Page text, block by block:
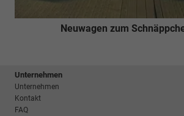
Neuwagen zum
Unternehmen
Unternehmen
Kontakt
FAQ